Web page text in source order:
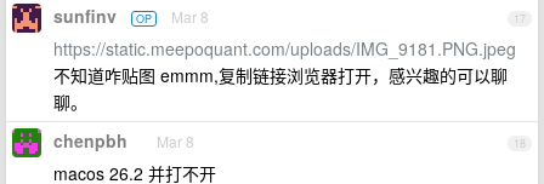
17
sunfinv OP Mar 8
https://static.meepoquant.com/uploads/IMG_9181.PNG.jpeg
不知道咋贴图 emmm,复制链接浏览器打开，感兴趣的可以聊
聊。
18
chenpbh Mar 8
macos 26.2 并打不开